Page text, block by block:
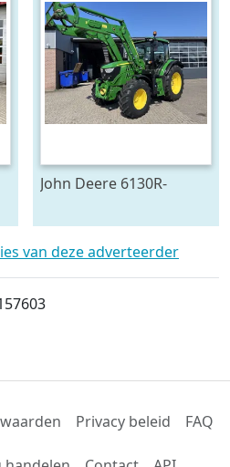
John Deere 6130R-
van deze adverteerder
Privacy beleid FAQ